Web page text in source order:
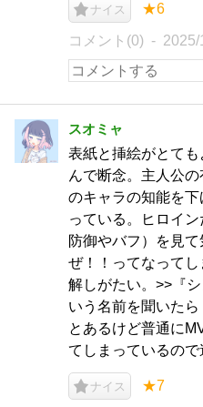
ナイス ★6
コメント(0) 2025/
スオミャ
表紙と挿絵がとて
んで断念。主人公
のキャラの知能を
っている。ヒロイ
防御やバフ）を見
ぜ！！ってなって
解しがたい。>>『
いう名前を聞いたら
とあるけど普通に
てしまっているので
ナイス ★7